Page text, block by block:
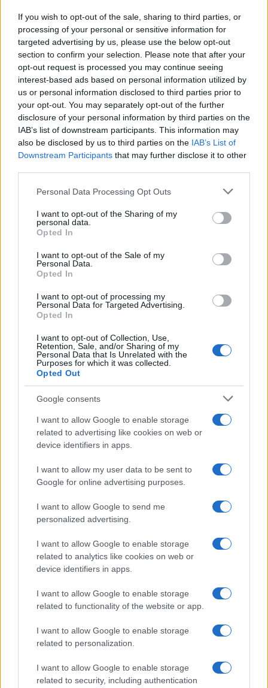
If you wish to opt-out of the sale, sharing to third parties, or
processing of your personal or sensitive information for
targeted advertising by us, please use the below opt-out
section to confirm your selection. Please note that after your
opt-out request is processed you may continue seeing
interest-based ads based on personal information utilized by
us or personal information disclosed to third parties prior to
your opt-out. You may separately opt-out of the further
disclosure of your personal information by third parties on the
IAB’s list of downstream participants. This information may
also be disclosed by us to third parties on the IAB’s List of
Downstream Participants that may further disclose it to other
Please note that this website/app uses one or more Google
not limited to your visit or usage behaviour. You may click to
grant or deny consent to Google and its third-party tags to
use your data for below specified purposes in below Google
consent section.
Personal Data Processing Opt Outs
I want to opt-out of the Sharing of my
personal data.
Opted In
I want to opt-out of the Sale of my
Personal Data.
Opted In
I want to opt-out of processing my
Personal Data for Targeted Advertising.
Opted In
I want to opt-out of Collection, Use,
Retention, Sale, and/or Sharing of my
Personal Data that Is Unrelated with the
Purposes for which it was collected.
Opted Out
Google consents
I want to allow Google to enable storage
related to advertising like cookies on web or
device identifiers in apps.
I want to allow my user data to be sent to
Google for online advertising purposes.
I want to allow Google to send me
personalized advertising.
I want to allow Google to enable storage
related to analytics like cookies on web or
device identifiers in apps.
I want to allow Google to enable storage
related to functionality of the website or app.
I want to allow Google to enable storage
related to personalization.
I want to allow Google to enable storage
related to security, including authentication
approccio orientato alla cooperazione, il manifesto
di Bologna può diventare il fondamento di un nuovo
ecosistema europeo dell’AI, capace di competere a
livello globale e di garantire una sovranità
cognitiva al continente.
AUTORE
AiAdhubMedia
Continua a leggere
Ripensare le tecnologie umanitarie oltre i criteri dei
donatori
Martina Marchesi · 10 Lug 2026